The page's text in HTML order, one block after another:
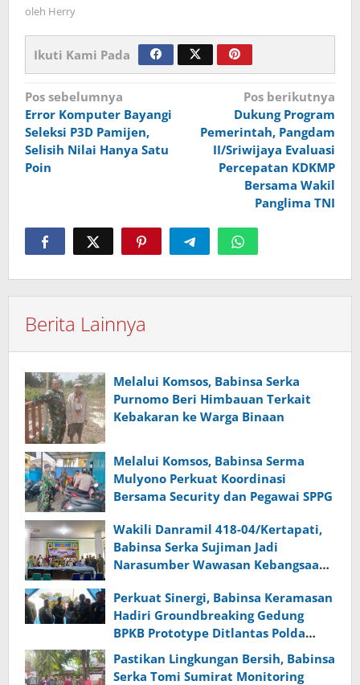
oleh Herry
Ikuti Kami Pada
Navigasi
pos
Pos sebelumnya
Error Komputer Bayangi
Seleksi P3D Pamijen,
Selisih Nilai Hanya Satu
Poin
Pos berikutnya
Dukung Program
Pemerintah, Pangdam
II/Sriwijaya Evaluasi
Percepatan KDKMP
Bersama Wakil
Panglima TNI
Berita Lainnya
Melalui Komsos, Babinsa Serka
Purnomo Beri Himbauan Terkait
Kebakaran ke Warga Binaan
Melalui Komsos, Babinsa Serma
Mulyono Perkuat Koordinasi
Bersama Security dan Pegawai SPPG
Wakili Danramil 418-04/Kertapati,
Babinsa Serka Sujiman Jadi
Narasumber Wawasan Kebangsaan
Perkuat Sinergi, Babinsa Keramasan
Hadiri Groundbreaking Gedung
BPKB Prototype Ditlantas Polda
Sumsel
Pastikan Lingkungan Bersih, Babinsa
Serka Tomi Sumirat Monitoring